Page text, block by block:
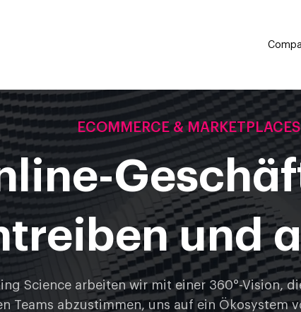
ECOMMERCE & MARKETPLACES
und
Science arbeiten wir mit einer 360°-Vision,
Teams abzustimmen, uns auf ein Ökosystem